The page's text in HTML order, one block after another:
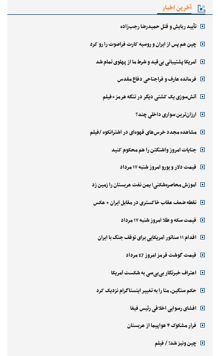
آخرین اخبار
تأیید ربایش و قتل حمیدرضا رجب‌زاده
چین هم پس از ایران و روسیه کارت فراصوت را رو کرد
آمریکا پشتیبانی بی‌قید و شرط ما از پهلوی تمام شد
فرمانده عارف و فراجناحی دفاع مقدس
آتش‌سوزی یک کشتی دیگر در تنگه هرمز+فیلم
ارزان‌ترین سواری داخلی چند؟
مشاهده مجدد خرس‌های قهوه‌ای در اشترانکوه /فیلم
جنایات امروز واشنگتن را هم محکوم کنید
قیمت دلار و یورو امروز شنبه ۱۷ مرداد
آموزش محاصره‌شکنی؛ یمن نفت عربستان را زمین زد
نقطه ضعف عقاب خاکستری در مقابل ایران + عکس
قیمت سکه و طلا امروز شنبه ۱۷ مرداد
اقدام ۱۱ سناتور آمریکایی برای توقف جنگ با ایران
قیمت گوشت قرمز امروز 17 مرداد
اعتراف خبرنگار بی‌بی‌سی به شکست آمریکا
حکم سنگین، متا را به تغییر اینستاگرام نزدیک کرد
افشای رسوایی اخلاقی رئیس فیفا
فرار مشکوک ۴ هواپیما از عربستان
چین ونیز شد! / فیلم